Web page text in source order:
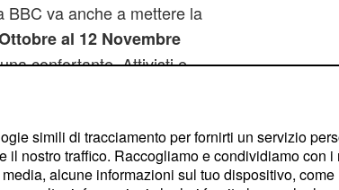
BBC va anche a mettere la
al 12 Novembre
confortante. Attivisti e
l'evento chiedendo
climatico
in 32.000 osservazioni dagli
partiche sarebbero state
simili di tracciamento per fornirti un servizio
il nostro traffico. Raccogliamo e condividiamo con i
alcune informazioni sul tuo dispositivo,